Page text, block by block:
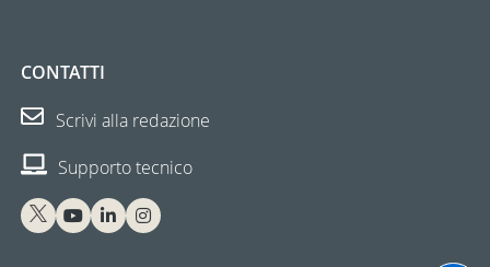
CONTATTI
Scrivi alla redazione
Supporto tecnico